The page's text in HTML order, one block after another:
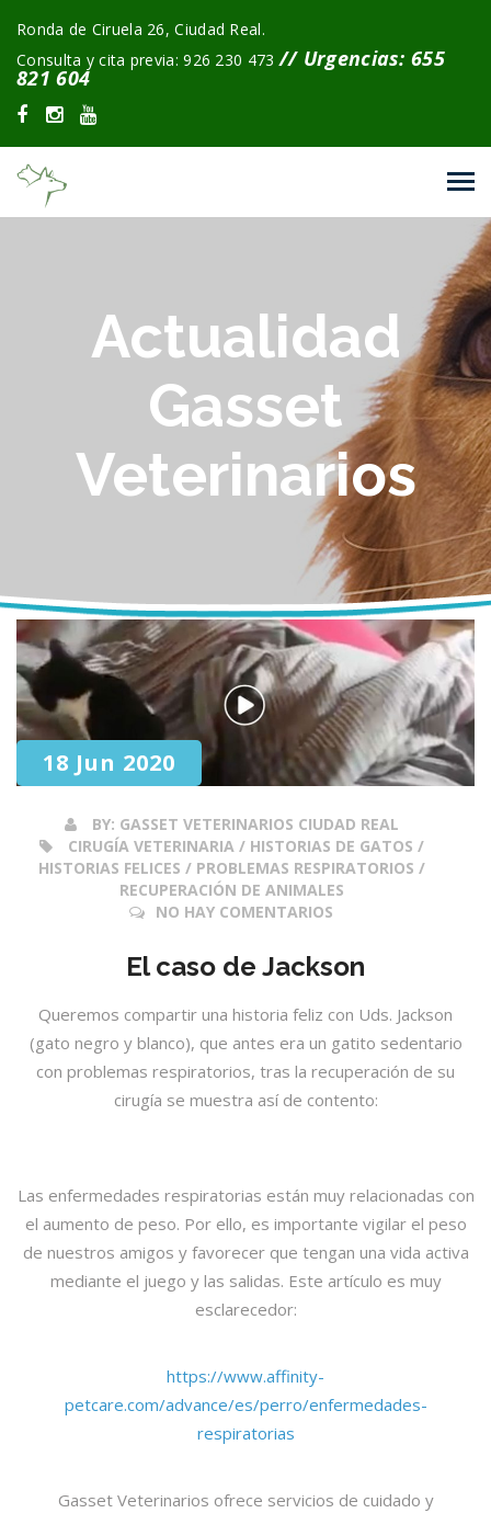
Ronda de Ciruela 26, Ciudad Real.
Consulta y cita previa: 926 230 473// Urgencias: 655
821 604
Actualidad
Gasset
Veterinarios
18 Jun 2020
BY: GASSET VETERINARIOS CIUDAD REAL
CIRUGÍA VETERINARIA / HISTORIAS DE GATOS /
HISTORIAS FELICES / PROBLEMAS RESPIRATORIOS /
RECUPERACIÓN DE ANIMALES
NO HAY COMENTARIOS
El caso de Jackson
Queremos compartir una historia feliz con Uds. Jackson
(gato negro y blanco), que antes era un gatito sedentario
con problemas respiratorios, tras la recuperación de su
cirugía se muestra así de contento:
Las enfermedades respiratorias están muy relacionadas con
el aumento de peso. Por ello, es importante vigilar el peso
de nuestros amigos y favorecer que tengan una vida activa
mediante el juego y las salidas. Este artículo es muy
esclarecedor:
https://www.affinity-
petcare.com/advance/es/perro/enfermedades-
respiratorias
Gasset Veterinarios ofrece servicios de cuidado y